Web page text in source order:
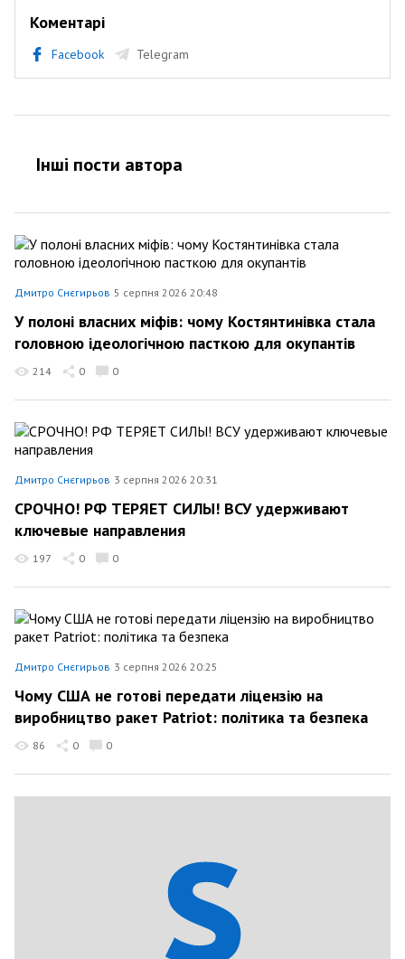
Коментарі
Facebook Telegram
Інші пости автора
Дмитро Снєгирьов 5 серпня 2026 20:48
У полоні власних міфів: чому Костянтинівка стала
головною ідеологічною пасткою для окупантів
214 0 0
Дмитро Снєгирьов 3 серпня 2026 20:31
СРОЧНО! РФ ТЕРЯЕТ СИЛЫ! ВСУ удерживают
ключевые направления
197 0 0
Дмитро Снєгирьов 3 серпня 2026 20:25
Чому США не готові передати ліцензію на
виробництво ракет Patriot: політика та безпека
86 0 0